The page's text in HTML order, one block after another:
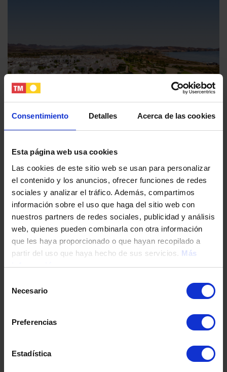
Consentimiento Detalles Acerca de las cookies
Esta página web usa cookies
Las cookies de este sitio web se usan para personalizar
el contenido y los anuncios, ofrecer funciones de redes
sociales y analizar el tráfico. Además, compartimos
información sobre el uso que haga del sitio web con
nuestros partners de redes sociales, publicidad y análisis
web, quienes pueden combinarla con otra información
que les haya proporcionado o que hayan recopilado a
partir del uso que haya hecho de sus servicios. Más
información
Necesario
Preferencias
Estadística
It’s time to start a truly unique life at Absolute Banús by
TM.